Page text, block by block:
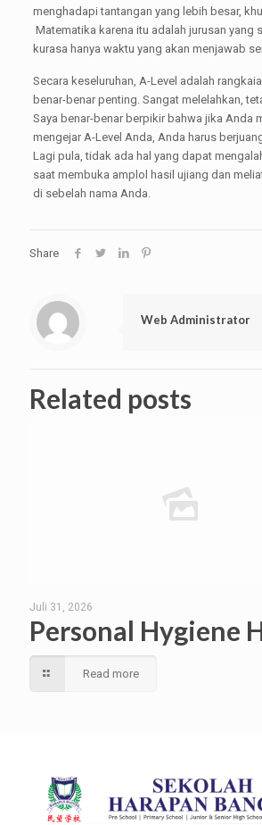
menghadapi tantangan yang lebih besar,
Matematika karena itu adalah jurusan yang
kurasa hanya waktu yang akan menjawab
Secara keseluruhan, A-Level adalah
benar-benar penting. Sangat melelahkan,
Saya benar-benar berpikir bahwa jika Anda
mengejar A-Level Anda, Anda harus
Lagi pula, tidak ada hal yang dapat
saat membuka amplol hasil ujiang dan
di sebelah nama Anda.
Share
Web Administrator
Related posts
Juli 31, 2026
Personal Hygiene
Read more